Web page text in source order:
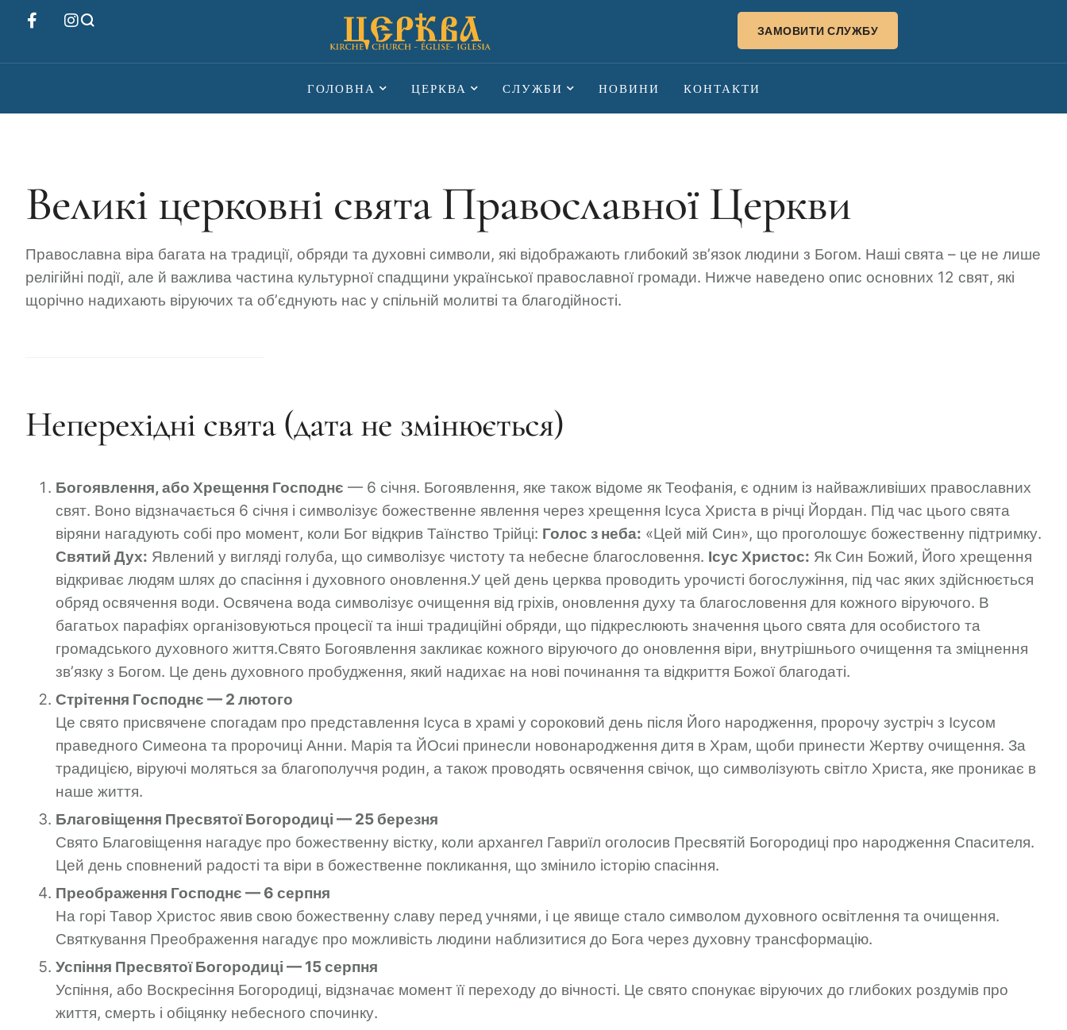
ЗАМОВИТИ СЛУЖБУ
ГОЛОВНА ЦЕРКВА СЛУЖБИ НОВИНИ КОНТАКТИ
Великі церковні свята Православної Церкви
Православна віра багата на традиції, обряди та духовні символи, які відображають глибокий зв’язок людини з Богом. Наші свята – це не лише
релігійні події, але й важлива частина культурної спадщини української православної громади. Нижче наведено опис основних 12 свят, які
щорічно надихають віруючих та об’єднують нас у спільній молитві та благодійності.
Неперехідні свята (дата не змінюється)
Богоявлення, або Хрещення Господнє — 6 січня. Богоявлення, яке також відоме як Теофанія, є одним із найважливіших православних
свят. Воно відзначається 6 січня і символізує божественне явлення через хрещення Ісуса Христа в річці Йордан. Під час цього свята
віряни нагадують собі про момент, коли Бог відкрив Таїнство Трійці: Голос з неба: «Цей мій Син», що проголошує божественну підтримку.
Святий Дух: Явлений у вигляді голуба, що символізує чистоту та небесне благословення. Ісус Христос: Як Син Божий, Його хрещення
відкриває людям шлях до спасіння і духовного оновлення.У цей день церква проводить урочисті богослужіння, під час яких здійснюється
обряд освячення води. Освячена вода символізує очищення від гріхів, оновлення духу та благословення для кожного віруючого. В
багатьох парафіях організовуються процесії та інші традиційні обряди, що підкреслюють значення цього свята для особистого та
громадського духовного життя.Свято Богоявлення закликає кожного віруючого до оновлення віри, внутрішнього очищення та зміцнення
зв’язку з Богом. Це день духовного пробудження, який надихає на нові починання та відкриття Божої благодаті.
Стрітення Господнє — 2 лютого
Це свято присвячене спогадам про представлення Ісуса в храмі у сороковий день після Його народження, пророчу зустріч з Ісусом
праведного Симеона та пророчиці Анни. Марія та ЙОсиі принесли новонародження дитя в Храм, щоби принести Жертву очищення. За
традицією, віруючі моляться за благополуччя родин, а також проводять освячення свічок, що символізують світло Христа, яке проникає в
наше життя.
Благовіщення Пресвятої Богородиці — 25 березня
Свято Благовіщення нагадує про божественну вістку, коли архангел Гавриїл оголосив Пресвятій Богородиці про народження Спасителя.
Цей день сповнений радості та віри в божественне покликання, що змінило історію спасіння.
Преображення Господнє — 6 серпня
На горі Тавор Христос явив свою божественну славу перед учнями, і це явище стало символом духовного освітлення та очищення.
Святкування Преображення нагадує про можливість людини наблизитися до Бога через духовну трансформацію.
Успіння Пресвятої Богородиці — 15 серпня
Успіння, або Воскресіння Богородиці, відзначає момент її переходу до вічності. Це свято спонукає віруючих до глибоких роздумів про
життя, смерть і обіцянку небесного спочинку.